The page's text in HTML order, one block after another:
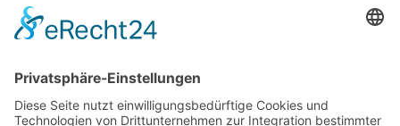
Ansprechpartner für Bewerbungen
Herr Tobias Löffler /
Telefon